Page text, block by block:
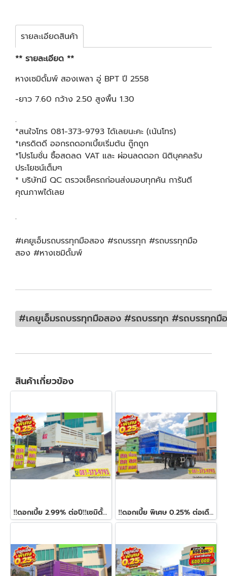
รายละเอียดสินค้า
** รายละเอียด **
หางเซมิดั้มพ์ สองเพลา อู่ BPT ปี 2558
-ยาว 7.60 กว้าง 2.50 สูงพื้น 1.30
.
*สนใจโทร 081-373-9793 ได้เลยนะคะ (เน้นโทร)
*เครดิตดี ออกรถดอกเบี้ยเริ่มต้น ถู๊กถูก
*โปรโมชั่น ซื้อสดลด VAT และ ผ่อนลดดอก นิติบุคคลรับ
ประโยชน์เต็มๆ
* บริษัทมี QC ตรวจเช็ครถก่อนส่งมอบทุกคัน การันตี
คุณภาพได้เลย
.
#เคยูเอ็มรถบรรทุกมือสอง #รถบรรทุก #รถบรรทุกมือ
สอง #หางเซมิดั้มพ์
#เคยูเอ็มรถบรรทุกมือสอง #รถบรรทุก #รถบรรทุก
สินค้าเกี่ยวข้อง
‼️ดอกเบี้ย 2.99% ต่อปี‼️เซมิดั้มพ์ อู่เดอะซัน ปี 66 ราคาถูกมาก แข็งแรงมาก ยังไม่มีต้องจัดแล้วนะคะ ‼️ดอกเบี้ย พิเศษ 0.25% ต่อเดือน‼️หางเซมิดั้มพ์ สองเพลา อู่เอส เอส วี ทรัค ปี 2564